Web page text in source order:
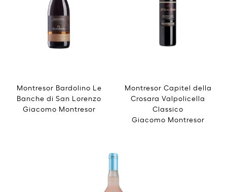
Montresor Bardolino Le
Banche di San Lorenzo
Giacomo Montresor
Montresor Capitel della
Crosara Valpolicella
Classico
Giacomo Montresor